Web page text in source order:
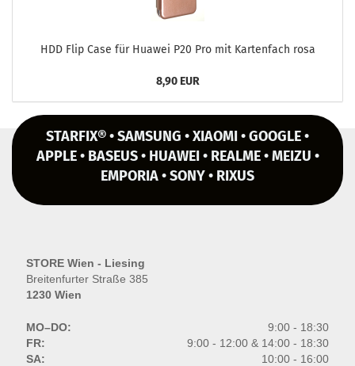
HDD Flip Case für Hua­wei P20 Pro mit Kar­ten­fach rosa
8,90 EUR
STARFIX® • SAMSUNG • XIAOMI • GOOGLE •
APPLE • BASEUS • HUAWEI • REALME • MEIZU •
EMPORIA • SONY • RIXUS
STORE Wien - Liesing
Breitenfurter Straße 385
1230 Wien
MO–DO:
9:00 - 18:30
FR:
9:00 - 12:00 & 14:00 - 18:30
SA:
10:00 - 16:00